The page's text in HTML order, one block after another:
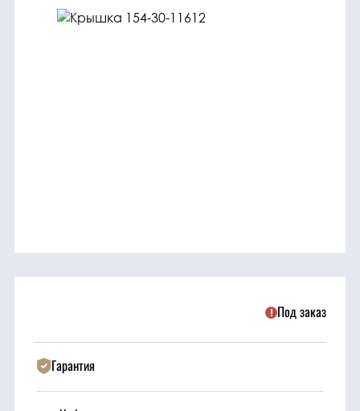
Режущие
элементы
Под заказ
Гарантия